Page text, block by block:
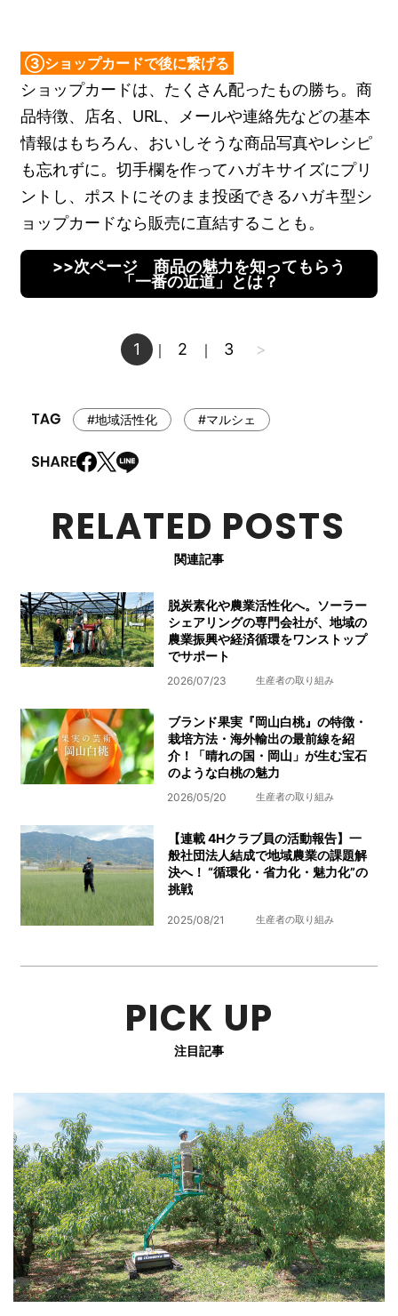
③ショップカードで後に繋げる
ショップカードは、たくさん配ったもの勝ち。商
品特徴、店名、URL、メールや連絡先などの基本
情報はもちろん、おいしそうな商品写真やレシピ
も忘れずに。切手欄を作ってハガキサイズにプリ
ントし、ポストにそのまま投函できるハガキ型シ
ョップカードなら販売に直結することも。
>>次ページ 商品の魅力を知ってもらう
「一番の近道」とは？
1 ｜ 2 ｜ 3 >
#地域活性化 #マルシェ
RELATED POSTS
関連記事
脱炭素化や農業活性化へ。ソーラー
シェアリングの専門会社が、地域の
農業振興や経済循環をワンストップ
でサポート
2026/07/23 生産者の取り組み
ブランド果実『岡山白桃』の特徴・
栽培方法・海外輸出の最前線を紹
介！「晴れの国・岡山」が生む宝石
のような白桃の魅力
2026/05/20 生産者の取り組み
【連載 4Hクラブ員の活動報告】一
般社団法人結成で地域農業の課題解
決へ！ “循環化・省力化・魅力化”の
挑戦
2025/08/21 生産者の取り組み
PICK UP
注目記事